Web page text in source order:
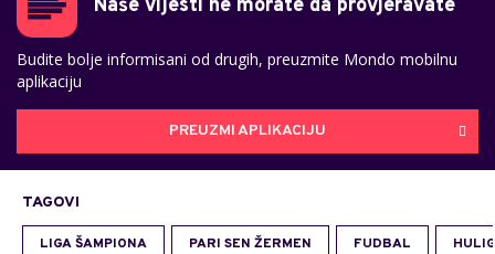
Naše vijesti ne morate da provjeravate
Budite bolje informisani od drugih, preuzmite Mondo mobilnu
aplikaciju
PREUZMI APLIKACIJU
TAGOVI
LIGA ŠAMPIONA PARI SEN ŽERMEN FUDBAL